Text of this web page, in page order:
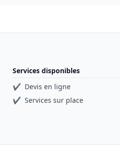
Services disponibles
✔ Devis en ligne
✔ Services sur place